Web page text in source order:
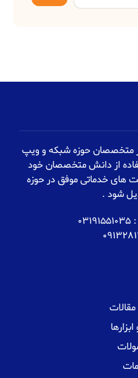
از متخصصان حوزه شبکه و ویپ
و با استفاده از دانش متخصصان خود
های خدماتی موفق در حوزه
شود .